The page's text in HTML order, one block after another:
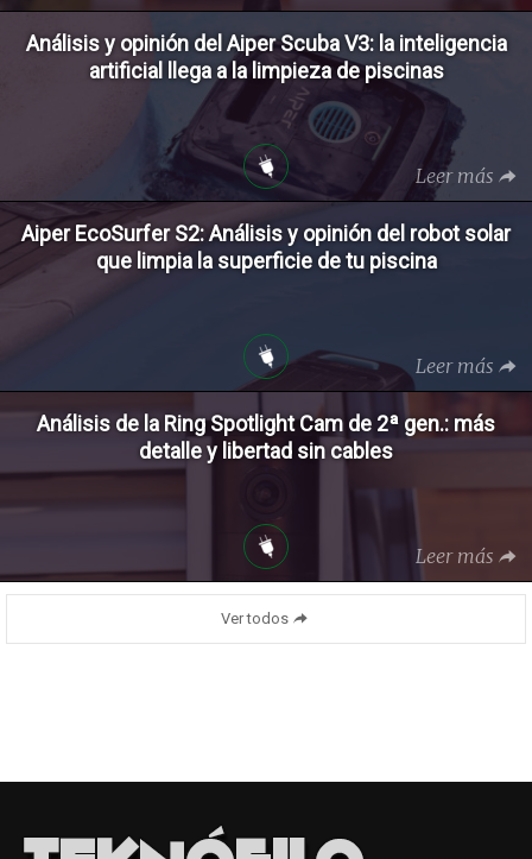
Análisis y opinión del Aiper Scuba V3: la inteligencia
artificial llega a la limpieza de piscinas
Leer más
Aiper EcoSurfer S2: Análisis y opinión del robot solar
que limpia la superficie de tu piscina
Leer más
Análisis de la Ring Spotlight Cam de 2ª gen.: más
detalle y libertad sin cables
Leer más
Ver todos